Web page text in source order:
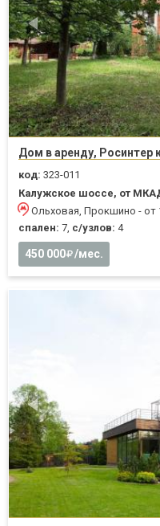
Дом в аренду, Росинтер
код: 323-011
Калужское шоссе, от
Ольховая, Прокшино - от
спален: 7, с/узлов: 4
450 000 /мес.